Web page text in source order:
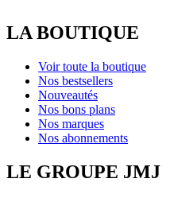
LA BOUTIQUE
Voir toute la boutique
Nos bestsellers
Nouveautés
Nos bons plans
Nos marques
Nos abonnements
LE GROUPE JMJ